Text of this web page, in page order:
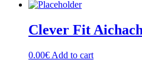
Clever Fit
0.00€ Add to cart